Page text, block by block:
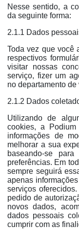
Nesse sentido, a
da seguinte forma:
2.1.1 Dados
Toda vez que você
respectivos
visitar nossas
serviço, fizer um
no departamento de
2.1.2 Dados
Utilizando de
cookies, a
informações de
melhorar a sua
baseando-se
preferências. Em
sempre seguirá
apenas
serviços
pedido de
novos dados,
dados pessoais
cumprir com as